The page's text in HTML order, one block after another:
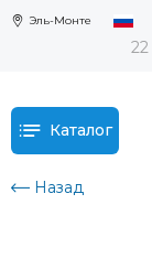
Эль-Монте
Каталог
Назад